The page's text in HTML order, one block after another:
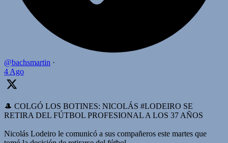
@bachsmartin ·
4 Ago
🎩 COLGÓ LOS BOTINES: NICOLÁS #LODEIRO SE
RETIRA DEL FÚTBOL PROFESIONAL A LOS 37 AÑOS
Nicolás Lodeiro le comunicó a sus compañeros este martes que